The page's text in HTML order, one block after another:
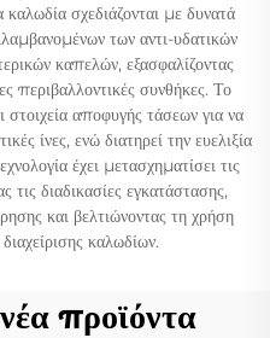
σχεδιάζονται με δυνατά
των αντι-υδατικών
καπελών, εξασφαλίζοντας
περιβαλλοντικές συνθήκες. Το
αποφυγής τάσεων για να
ίνες, ενώ διατηρεί την ευελιξία
έχει μετασχηματίσει τις
διαδικασίες εγκατάστασης,
και βελτιώνοντας τη χρήση
καλωδίων.
προϊόντα